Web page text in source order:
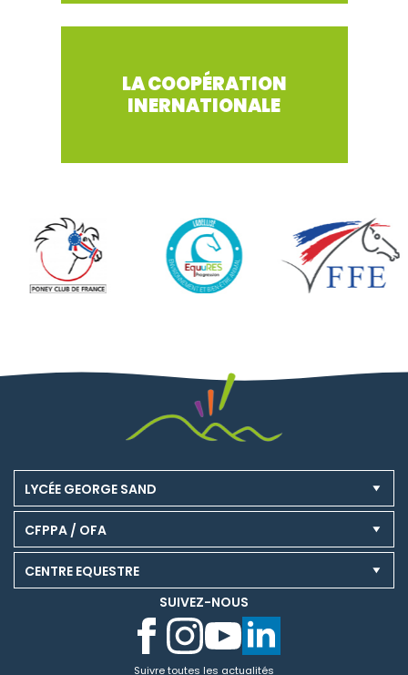
LA COOPÉRATION
INERNATIONALE
LYCÉE GEORGE SAND
CFPPA / OFA
CENTRE EQUESTRE
SUIVEZ-NOUS
Suivre toutes les actualités